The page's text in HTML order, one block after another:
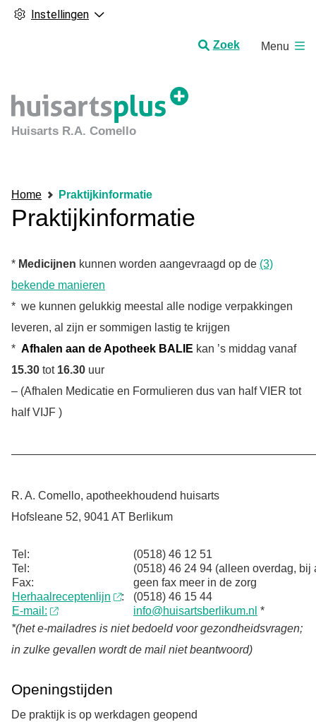
Instellingen
Zoek
Huisarts R.A. Comello
Menu
Home Praktijkinformatie
Praktijkinformatie
* Medicijnen kunnen worden aangevraagd op de (3)
bekende manieren
* we kunnen gelukkig meestal alle nodige verpakkingen
leveren, al zijn er sommigen lastig te krijgen
* Afhalen aan de Apotheek BALIE kan ’s middag vanaf
15.30 tot 16.30 uur
– (Afhalen Medicatie en Formulieren dus van half VIER tot
half VIJF )
R. A. Comello, apotheekhoudend huisarts
Hofsleane 52, 9041 AT Berlikum
Tel:
(0518) 46 12 51
Tel:
(0518) 46 24 94 (alleen overdag, bij
Fax:
geen fax meer in de zorg
Herhaalreceptenlijn
:
(0518) 46 15 44
E-mail:
info@huisartsberlikum.nl *
*(het e-mailadres is niet bedoeld voor gezondheidsvragen;
in zulke gevallen wordt de mail niet beantwoord)
Openingstijden
De praktijk is op werkdagen geopend